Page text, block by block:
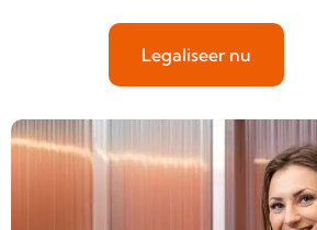
Legaliseer nu